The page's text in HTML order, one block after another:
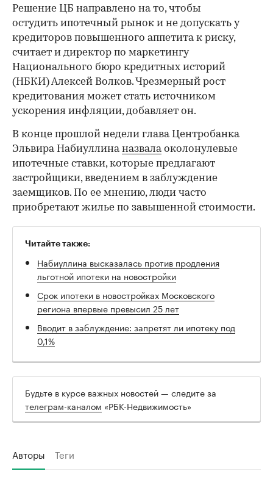
Решение ЦБ направлено на то, чтобы
остудить ипотечный рынок и не допускать у
кредиторов повышенного аппетита к риску,
считает и директор по маркетингу
Национального бюро кредитных историй
(НБКИ) Алексей Волков. Чрезмерный рост
кредитования может стать источником
ускорения инфляции, добавляет он.
В конце прошлой недели глава Центробанка
Эльвира Набиуллинаназвалаоколонулевые
ипотечные ставки, которые предлагают
застройщики, введением в заблуждение
заемщиков. По ее мнению, люди часто
приобретают жилье по завышенной стоимости.
Читайте также:
Набиуллина высказалась против продления
льготной ипотеки на новостройки
Cрок ипотеки в новостройках Московского
региона впервые превысил 25 лет
Вводит в заблуждение: запретят ли ипотеку под
0,1%
Будьте в курсе важных новостей — следите за
телеграм-каналом «РБК-Недвижимость»
Авторы Теги